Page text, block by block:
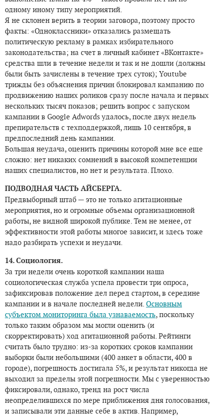
одному иному типу мероприятий.
Я не склонен верить в теории заговора, поэтому просто
факты: «Одноклассники» отказались размещать
политическую рекламу в рамках избирательного
законодательства; на счет в личный кабинет «ВКонтакте»
средства шли в течение недели и так и не дошли (должны
были быть зачислены в течение трех суток); Youtube
трижды без объяснения причин блокировал кампанию по
продвижению наших роликов сразу после начала и первых
нескольких тысяч показов; решить вопрос с запуском
кампании в Google Adwords удалось, после двух недель
препирательств с техподдержкой, лишь 10 сентября, в
предпоследний день кампании.
Большая неудача, оценить причины которой мне все еще
сложно: нет никаких сомнений в высокой компетенции
наших специалистов, но нет и результата. Плохо.
ПОДВОДНАЯ ЧАСТЬ АЙСБЕРГА.
Предвыборный штаб — это не только агитационные
мероприятия, но и огромные объемы организационной
работы, не видной широкой публике. Тем не менее, от
эффективности этой работы многое зависит, и здесь тоже
надо разбирать успехи и неудачи.
14. Социология.
За три недели очень короткой кампании наша
социологическая служба успела провести три опроса,
зафиксировав положение дел перед стартом, в середине
кампании и в начале последней недели. Основным
субъектом мониторинга была узнаваемость, поскольку
только таким образом мы могли оценить (и
скорректировать) ход агитационной работы. Рейтинги
считать было трудно: из-за коротких сроков кампании
выборки были небольшими (400 анкет в области, 400 в
городе), погрешность достигала 5%, и результат никогда не
выходил за пределы этой погрешности. Мы с уверенностью
фиксировали, однако, тренд на рост числа
неопределившихся по мере приближения дня голосования,
и записывали эти данные себе в актив. Например,